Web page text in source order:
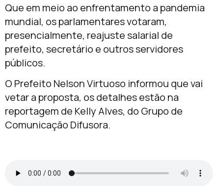
Que em meio ao enfrentamento a pandemia
mundial, os parlamentares votaram,
presencialmente, reajuste salarial de
prefeito, secretário e outros servidores
públicos.
O Prefeito Nelson Virtuoso informou que vai
vetar a proposta, os detalhes estão na
reportagem de Kelly Alves, do Grupo de
Comunicação Difusora.